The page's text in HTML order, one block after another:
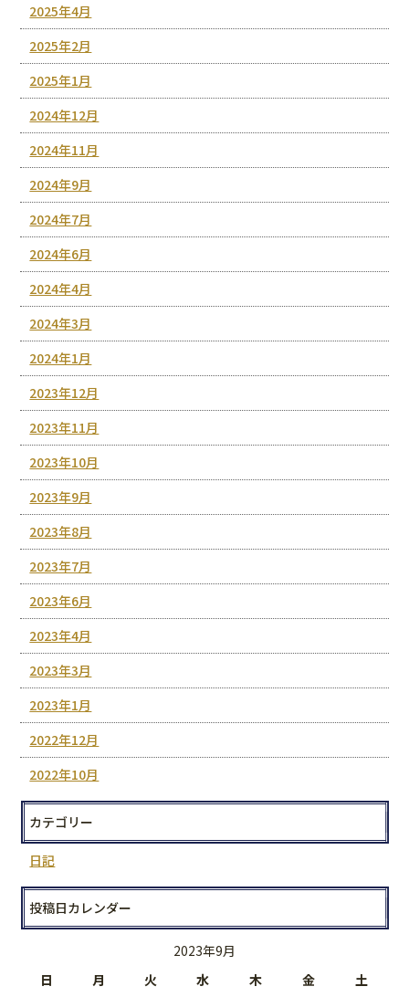
2025年4月
2025年2月
2025年1月
2024年12月
2024年11月
2024年9月
2024年7月
2024年6月
2024年4月
2024年3月
2024年1月
2023年12月
2023年11月
2023年10月
2023年9月
2023年8月
2023年7月
2023年6月
2023年4月
2023年3月
2023年1月
2022年12月
2022年10月
カテゴリー
日記
投稿日カレンダー
2023年9月
日
月 火 水 木 金
土